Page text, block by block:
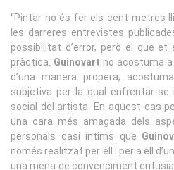
“Pintar no és fer els cent metres
les darreres entrevistes
possibilitat d’error, però el que et
pràctica. Guinovart no acostuma
d’una manera propera,
subjetiva per la qual enfrentar-
social del artista. En aquest cas
una cara més amagada dels
personals casi íntims que
només realitzat per éll i per a éll
una mena de convenciment